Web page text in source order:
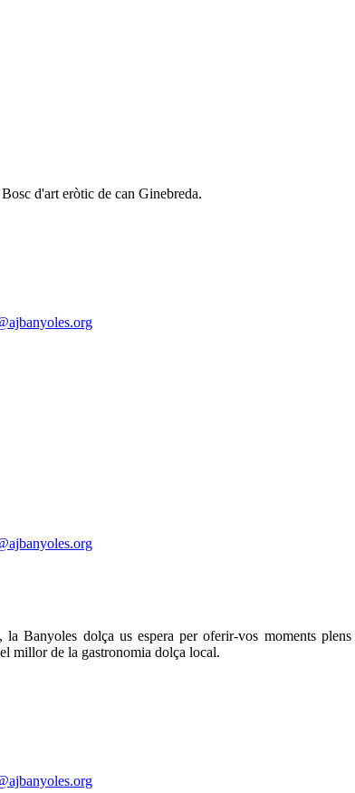
d'art eròtic de can Ginebreda.
Banyoles dolça us espera per oferir-vos moments
millor de la gastronomia dolça local.